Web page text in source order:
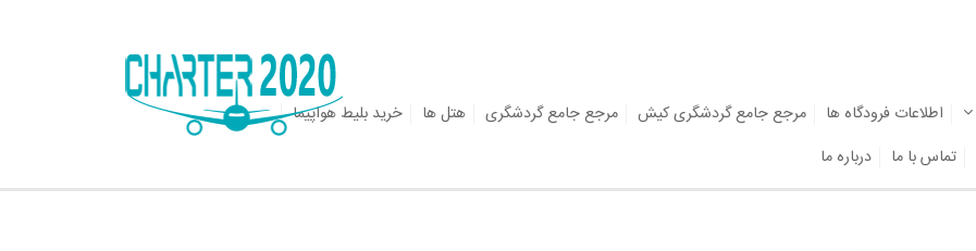
اطلاعات فرودگاه ها مرجع جامع گردشگری کیش مرجع جامع گردشگری هتل ها
خرید بلیط هواپیما
تماس با ما درباره ما